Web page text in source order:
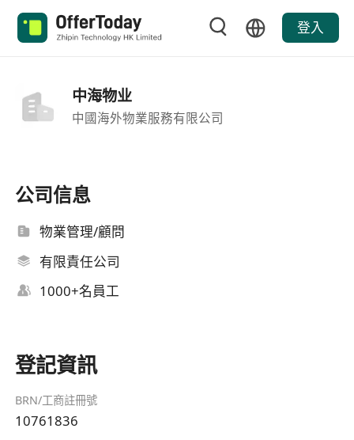
登入
中海物业
中國海外物業服務有限公司
公司信息
物業管理/顧問
有限責任公司
1000+名員工
登記資訊
BRN/工商註冊號
10761836